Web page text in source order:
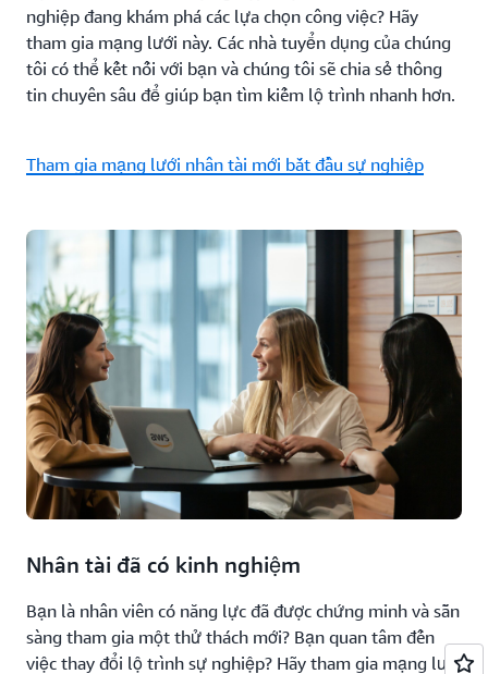
nghiệp đang khám phá các lựa chọn công việc? Hãy
tham gia mạng lưới này. Các nhà tuyển dụng của chúng
tôi có thể kết nối với bạn và chúng tôi sẽ chia sẻ thông
tin chuyên sâu để giúp bạn tìm kiếm lộ trình nhanh hơn.
Tham gia mạng lưới nhân tài mới bắt đầu sự nghiệp
Nhân tài đã có kinh nghiệm
Bạn là nhân viên có năng lực đã được chứng minh và sẵn
sàng tham gia một thử thách mới? Bạn quan tâm đến
việc thay đổi lộ trình sự nghiệp? Hãy tham gia mạng lưới